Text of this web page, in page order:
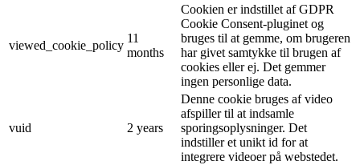
viewed_cookie_policy
11
months
Cookien er indstillet af GDPR
Cookie Consent-pluginet og
bruges til at gemme, om brugeren
har givet samtykke til brugen af
cookies eller ej. Det gemmer
ingen personlige data.
vuid 2 years
Denne cookie bruges af video
afspiller til at indsamle
sporingsoplysninger. Det
indstiller et unikt id for at
integrere videoer på webstedet.